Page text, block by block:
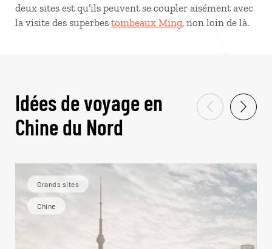
deux sites est qu’ils peuvent se coupler aisément avec
la visite des superbes tombeaux Ming, non loin de là.
Idées de voyage en
Chine du Nord
Grands sites
Chine